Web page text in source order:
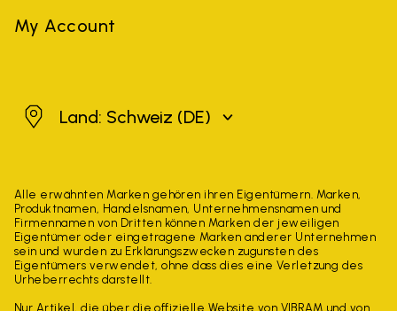
My Account
SchweizLand: Schweiz (DE)
Alle erwähnten Marken gehören ihren Eigentümern. Marken,
Produktnamen, Handelsnamen, Unternehmensnamen und
Firmennamen von Dritten können Marken der jeweiligen
Eigentümer oder eingetragene Marken anderer Unternehmen
sein und wurden zu Erklärungszwecken zugunsten des
Eigentümers verwendet, ohne dass dies eine Verletzung des
Urheberrechts darstellt.
Nur Artikel, die über die offizielle Website von VIBRAM und von